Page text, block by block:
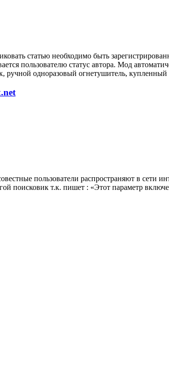
статью необходимо быть
пользователю статус автора. Мод
одноразовый огнетушитель, купленный
пользователи распространяют в сети
поисковик т.к. пишет : «Этот параметр